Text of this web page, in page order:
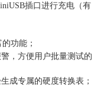
插口进行充电（有
功能；
，方便用户批量测试的
成专属的硬度转换表；